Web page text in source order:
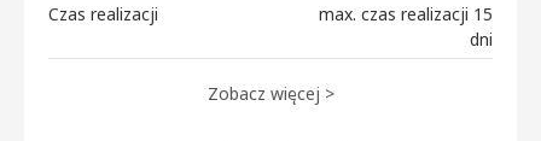
Czas realizacji
max. czas realizacji 15
dni
Zobacz więcej >